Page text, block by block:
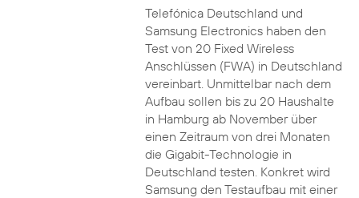
Telefónica Deutschland und
Samsung Electronics haben den
Test von 20 Fixed Wireless
Anschlüssen (FWA) in Deutschland
vereinbart. Unmittelbar nach dem
Aufbau sollen bis zu 20 Haushalte
in Hamburg ab November über
einen Zeitraum von drei Monaten
die Gigabit-Technologie in
Deutschland testen. Konkret wird
Samsung den Testaufbau mit einer